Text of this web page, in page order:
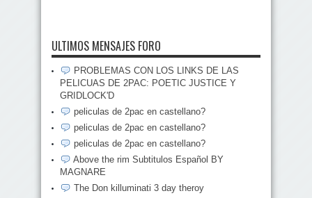
ULTIMOS MENSAJES FORO
PROBLEMAS CON LOS LINKS DE LAS
PELICUAS DE 2PAC: POETIC JUSTICE Y
GRIDLOCK'D
peliculas de 2pac en castellano?
peliculas de 2pac en castellano?
peliculas de 2pac en castellano?
Above the rim Subtitulos Español BY
MAGNARE
The Don killuminati 3 day theroy